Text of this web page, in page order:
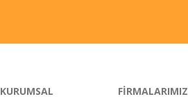
KURUMSAL FIRMALARIMIZ